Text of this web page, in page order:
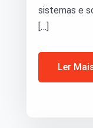
sistemas e
[…]
Ler